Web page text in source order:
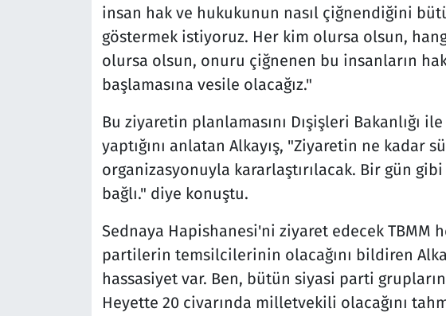
insan hak ve hukukunun nasıl çiğnendiğini
göstermek istiyoruz. Her kim olursa olsun,
olursa olsun, onuru çiğnenen bu insanların
başlamasına vesile olacağız."
Bu ziyaretin planlamasını Dışişleri Bakanlığı
yaptığını anlatan Alkayış, "Ziyaretin ne kadar
organizasyonuyla kararlaştırılacak. Bir gün
bağlı." diye konuştu.
Sednaya Hapishanesi'ni ziyaret edecek TBMM
partilerin temsilcilerinin olacağını bildiren
hassasiyet var. Ben, bütün siyasi parti
Heyette 20 civarında milletvekili olacağını